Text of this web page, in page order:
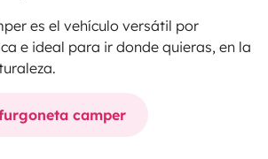
es el vehículo versátil por
e ideal para ir donde quieras, en la
camper